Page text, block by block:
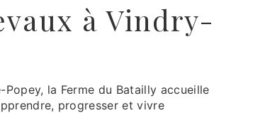
à Vindry-
la Ferme du Batailly accueille
progresser et vivre